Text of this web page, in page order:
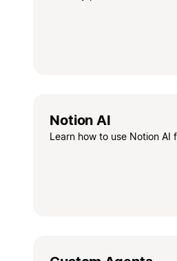
Notion AI
Learn how to use Notion AI